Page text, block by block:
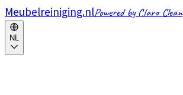
Meubelreiniging.nlPowered by Claro Clean
NL